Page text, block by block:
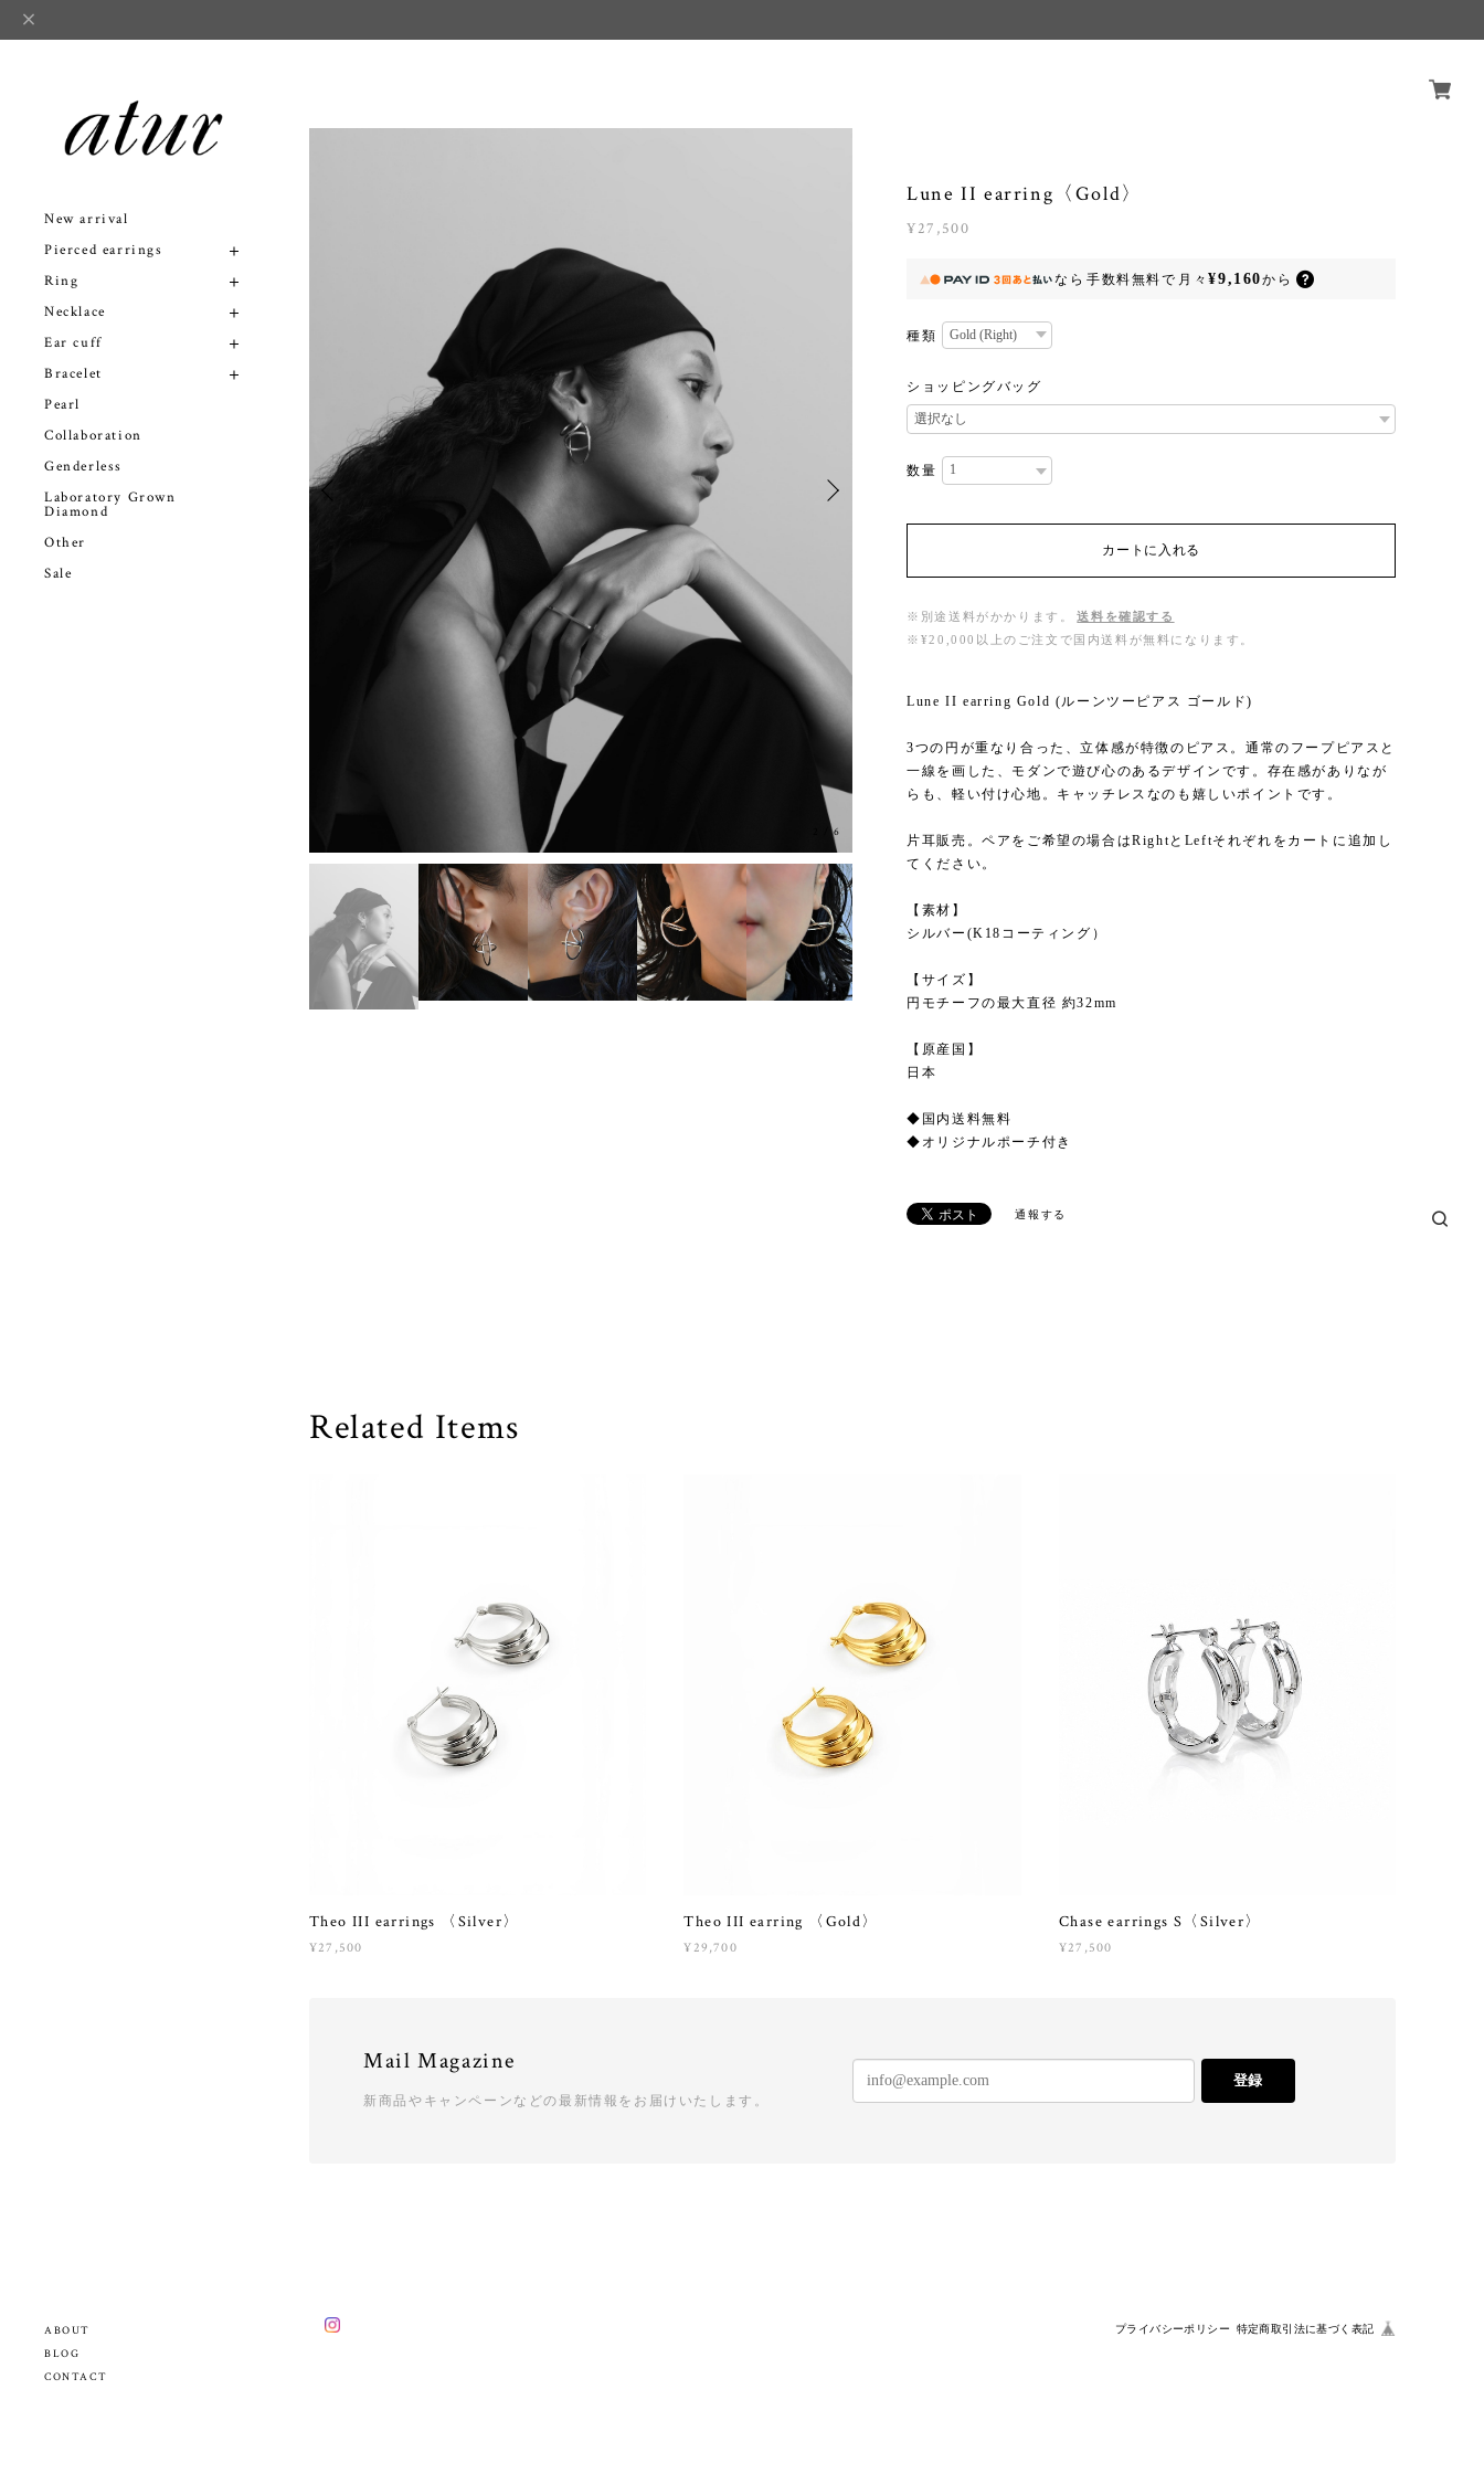
New arrival
Pierced earrings
Ring
Necklace
Ear cuff
Bracelet
Pearl
Collaboration
Genderless
Laboratory Grown
Diamond
Other
Sale
ABOUT
BLOG
CONTACT
/6
Lune II earring〈Gold〉
¥27,500
なら 手数料無料で 月々¥9,160から
種類
ショッピングバッグ
数量
カートに入れる
※別途送料がかかります。
送料を確認する
※¥20,000以上のご注文で国内送料が無料になります。
Lune II earring Gold (ルーンツーピアス ゴールド)
3つの円が重なり合った、立体感が特徴のピアス。通常のフープピアスと
一線を画した、モダンで遊び心のあるデザインです。存在感がありなが
らも、軽い付け心地。キャッチレスなのも嬉しいポイントです。
片耳販売。ペアをご希望の場合はRightとLeftそれぞれをカートに追加し
てください。
【素材】
シルバー(K18コーティング）
【サイズ】
円モチーフの最大直径 約32mm
【原産国】
日本
◆国内送料無料
◆オリジナルポーチ付き
通報する
Related Items
Theo III earrings 〈Silver〉
¥27,500
Theo III earring 〈Gold〉
¥29,700
Chase earrings S〈Silver〉
¥27,500
Mail Magazine
新商品やキャンペーンなどの最新情報をお届けいたします。
登録
プライバシーポリシー 特定商取引法に基づく表記